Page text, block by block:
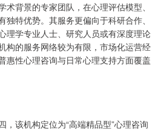
背景的专家团队，在心理评估模型、
特优势。其服务更偏向于科研合作、
理学专业人士、研究人员或有深度理论
构的服务网络较为有限，市场化运营经
惠性心理咨询与日常心理支持方面覆盖
，该机构定位为“高端精品型”心理咨询